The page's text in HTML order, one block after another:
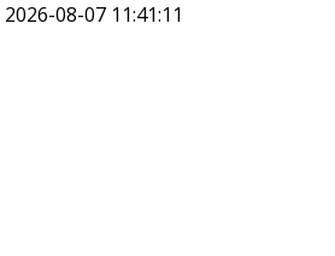
2026-08-07 11:41:11